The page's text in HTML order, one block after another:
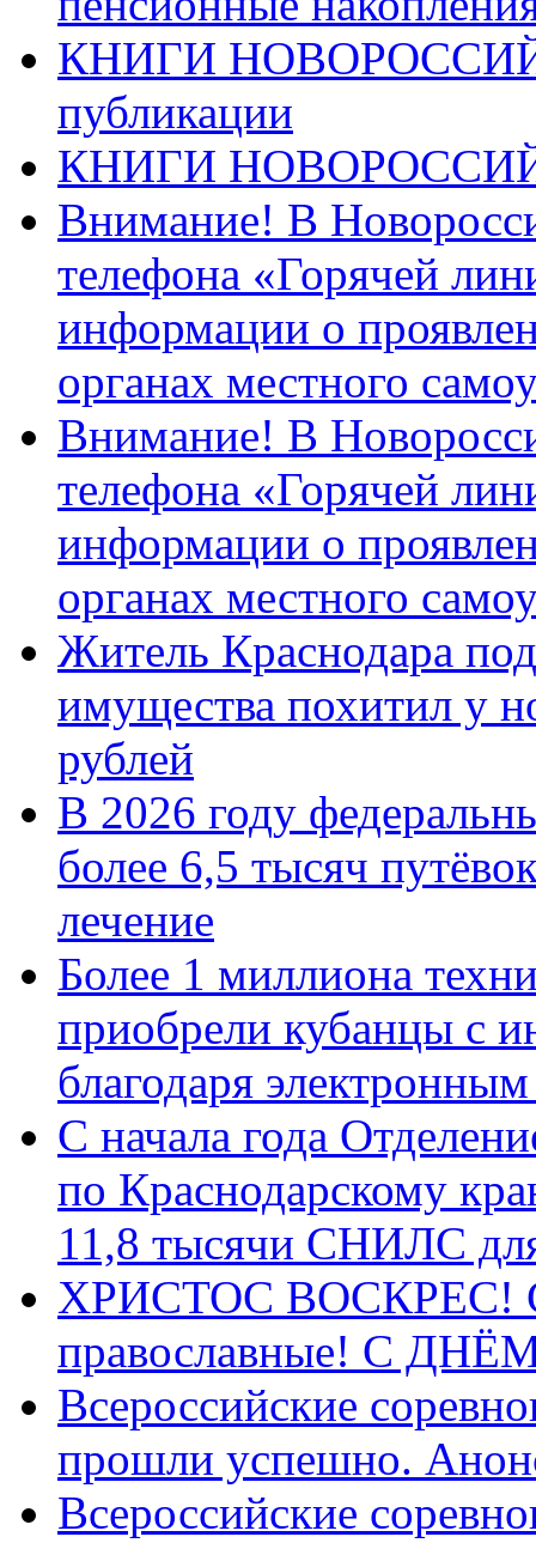
КНИГИ
публикации
КНИГИ
Внимание! В
телефона «Горячей
информации о
органах местного
Внимание! В
телефона «Горячей
информации о
органах местного
Житель Краснодара
имущества похитил у
рублей
В 2026 году
более 6,5 тысяч
лечение
Более 1 миллиона
приобрели кубанцы с
благодаря
С начала года
по Краснодарскому
11,8 тысячи СНИЛС
ХРИСТОС ВОСКРЕС! С
православные! C
Всероссийские
прошли успешно.
Всероссийские